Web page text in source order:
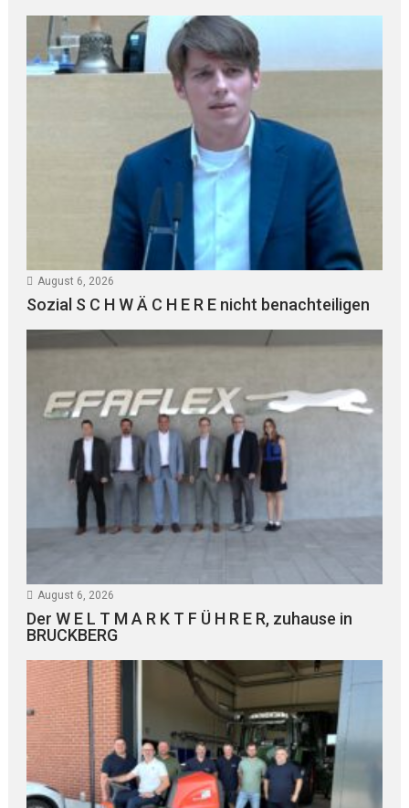
August 6, 2026
Sozial S C H W Ä C H E R E nicht benachteiligen
August 6, 2026
Der W E L T M A R K T F Ü H R E R, zuhause in
BRUCKBERG